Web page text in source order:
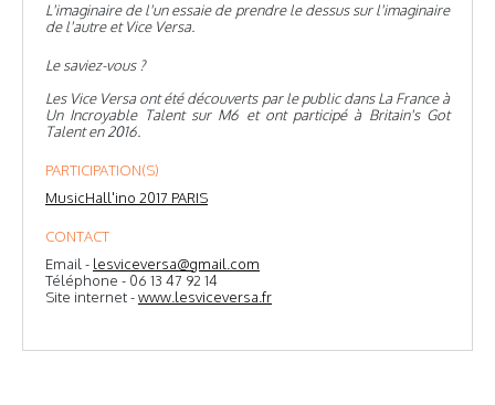
L'imaginaire de l'un essaie de prendre le dessus sur l'imaginaire
de l'autre et Vice Versa.
Le saviez-vous ?
Les Vice Versa ont été découverts par le public dans La France à
Un Incroyable Talent sur M6 et ont participé à Britain's Got
Talent en 2016.
PARTICIPATION(S)
MusicHall'ino 2017 PARIS
CONTACT
Email - lesviceversa@gmail.com
Téléphone - 06 13 47 92 14
Site internet -www.lesviceversa.fr